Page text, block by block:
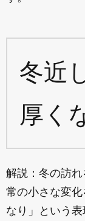
冬近
厚く
解説：冬の訪
常の小さな変
なり」という